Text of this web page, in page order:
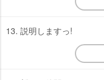
13. 説明しますっ!